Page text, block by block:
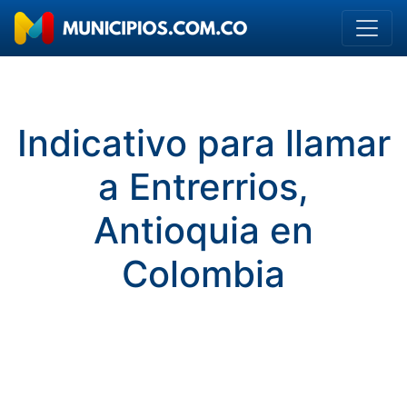
Indicativo para llamar
a Entrerrios,
Antioquia en
Colombia